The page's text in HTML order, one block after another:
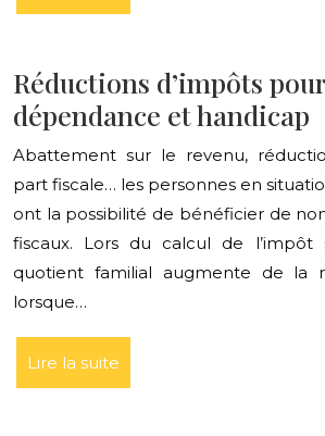
Réductions d’impôts
dépendance et handicap
Abattement sur le revenu,
part fiscale… les personnes en
ont la possibilité de bénéficier de
fiscaux. Lors du calcul de
quotient familial augmente de la
lorsque…
Lire la suite